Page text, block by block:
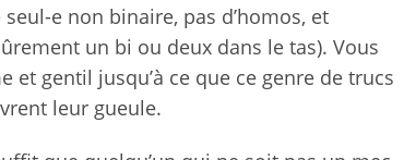
seul-e non binaire, pas d’homos, et
un bi ou deux dans le tas). Vous
gentil jusqu’à ce que ce genre de trucs
leur gueule.